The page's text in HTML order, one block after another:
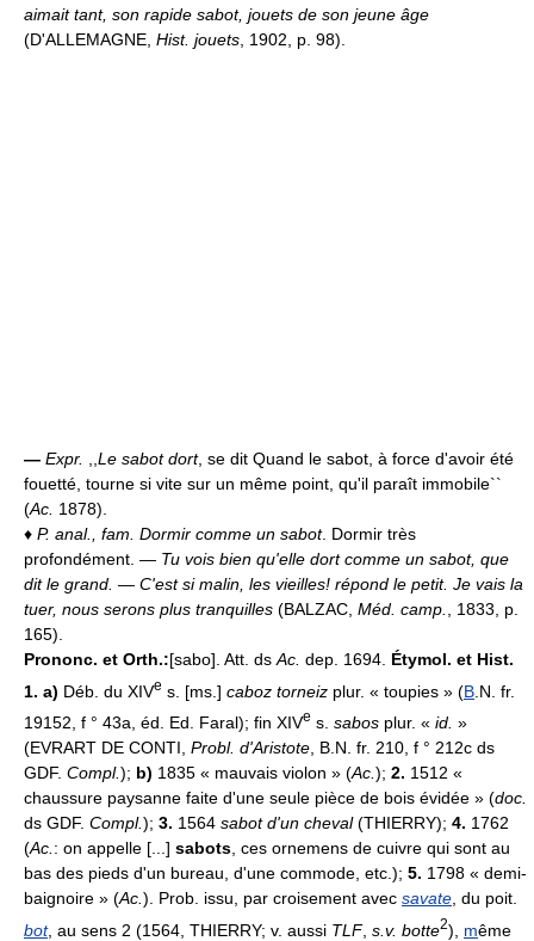
aimait tant, son rapide sabot, jouets de son jeune âge
(D'ALLEMAGNE, Hist. jouets , 1902, p. 98).
— Expr. Le sabot dort, se dit Quand le sabot, à force d'avoir été
fouetté, tourne si vite sur un même point, qu'il paraît immobile``
(Ac. 1878).
♦ P. anal., fam. Dormir comme un sabot. Dormir très
profondément. — Tu vois bien qu'elle dort comme un sabot, que
dit le grand. — C'est si malin, les vieilles! répond le petit. Je vais la
tuer, nous serons plus tranquilles (BALZAC, Méd. camp.
, 1833, p.
165).
Prononc. et Orth.:[sabo]. Att. ds Ac. dep. 1694. Étymol. et Hist.
1. a) Déb. du XIVe s. [ms.] caboz torneiz plur. « toupies » (B .N. fr.
19152, f ° 43a, éd. Ed. Faral); fin XIVe s. sabos plur. « id. »
(EVRART DE CONTI, Probl. d'Aristote , B.N. fr. 210, f ° 212c ds
GDF. Compl.); b) 1835 « mauvais violon » (Ac. ); 2. 1512 «
chaussure paysanne faite d'une seule pièce de bois évidée » (doc.
ds GDF. Compl.); 3. 1564 sabot d'un cheval(THIERRY); 4. 1762
(Ac. : on appelle [...] sabots , ces ornemens de cuivre qui sont au
bas des pieds d'un bureau, d'une commode, etc.); 5. 1798 « demi-
baignoire » (Ac. ). Prob. issu, par croisement avec savate , du poit.
bot, au sens 2 (1564, THIERRY; v. aussi TLF, s.v. botte2), même